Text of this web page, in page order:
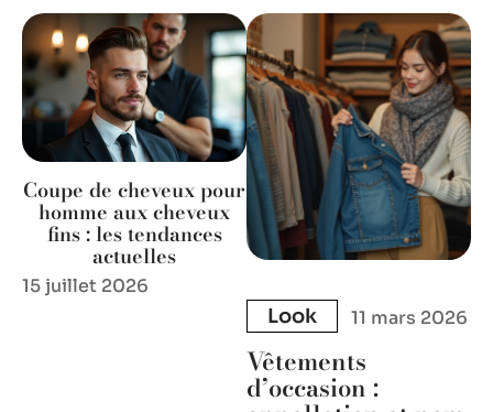
Coupe de cheveux pour
homme aux cheveux
fins : les tendances
actuelles
15 juillet 2026
Look 11 mars 2026
Vêtements
d’occasion :